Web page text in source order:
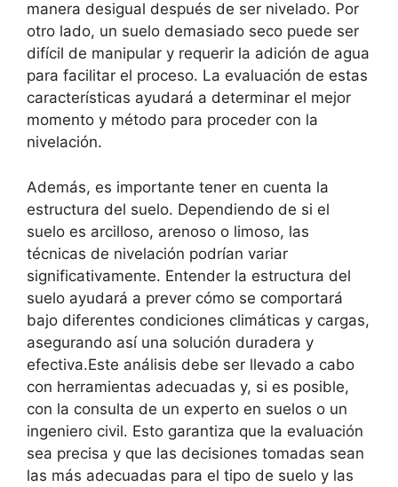
manera desigual después de ser nivelado. Por
otro lado, un suelo demasiado seco puede ser
difícil de manipular y requerir la adición de agua
para facilitar el proceso. La evaluación de estas
características ayudará a determinar el mejor
momento y método para proceder con la
nivelación.
Además, es importante tener en cuenta la
estructura del suelo. Dependiendo de si el
suelo es arcilloso, arenoso o limoso, las
técnicas de nivelación podrían variar
significativamente. Entender la estructura del
suelo ayudará a prever cómo se comportará
bajo diferentes condiciones climáticas y cargas,
asegurando así una solución duradera y
efectiva.Este análisis debe ser llevado a cabo
con herramientas adecuadas y, si es posible,
con la consulta de un experto en suelos o un
ingeniero civil. Esto garantiza que la evaluación
sea precisa y que las decisiones tomadas sean
las más adecuadas para el tipo de suelo y las